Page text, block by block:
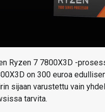
Ryzen 7 7800X3D -
on 300 euroa
sijaan varustettu vain
tarvita.